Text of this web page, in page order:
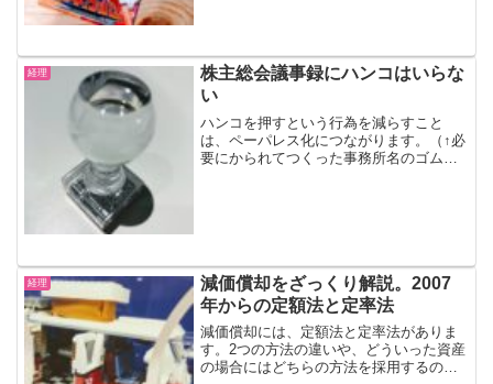
経理
株主総会議事録にハンコはいらな
い
ハンコを押すという行為を減らすこと
は、ペーパレス化につながります。（↑必
要にかられてつくった事務所名のゴム
経理
減価償却をざっくり解説。2007
年からの定額法と定率法
減価償却には、定額法と定率法がありま
す。2つの方法の違いや、どういった資産
の場合にはどちらの方法を採用するのか